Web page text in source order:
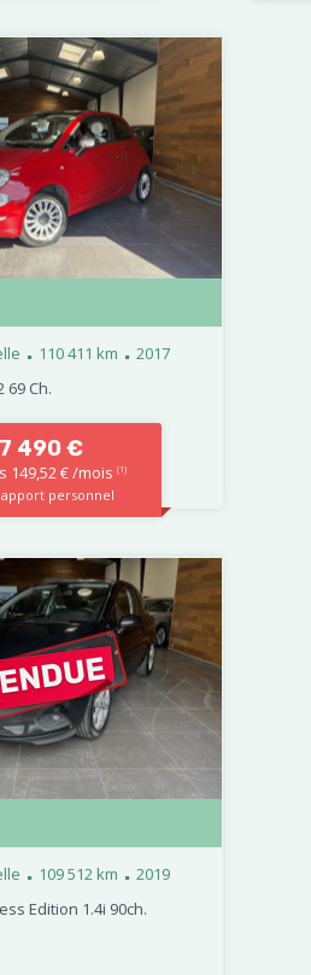
. 110 411 km . 2017
69 Ch.
7 490 €
149,52 € /mois (1)
apport personnel
. 109 512 km . 2019
Edition 1.4i 90ch.